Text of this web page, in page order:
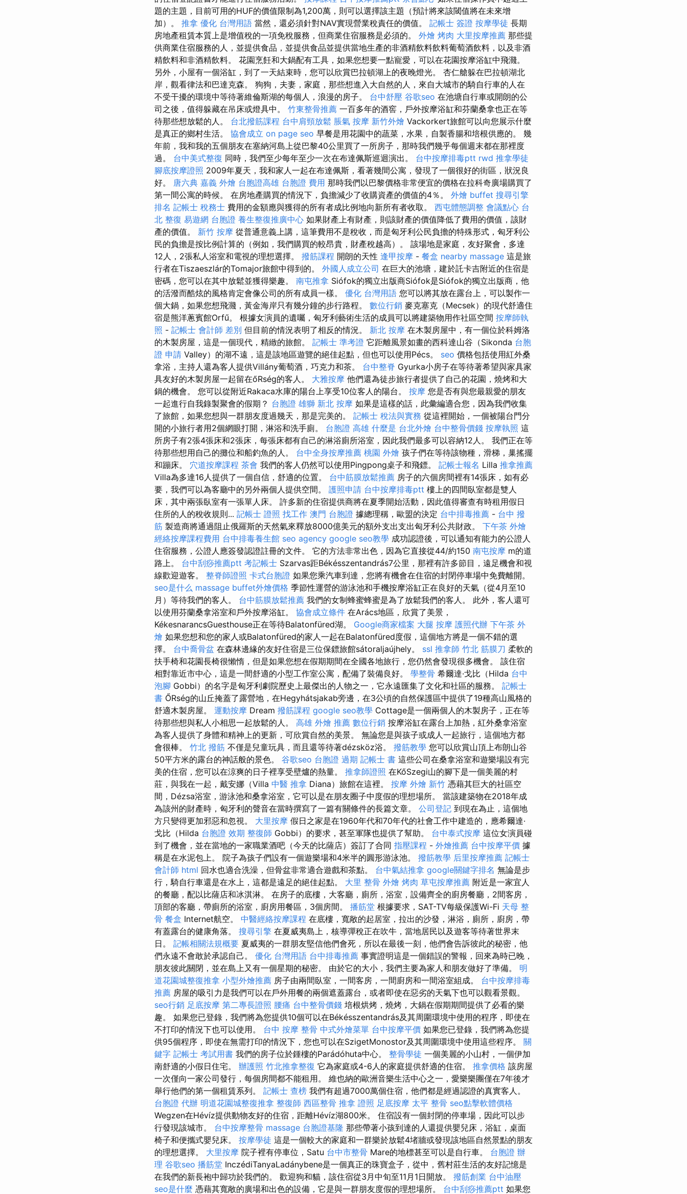
題的主題，目前可用的HUF的價值限制為1,200萬，則可以選擇該主題（預計將來該閾值將在未來增
加）。 推拿 優化 台灣用語 當然，還必須針對NAV實現營業稅責任的價值。 記帳士 簽證 按摩學徒 長期
房地產租賃本質上是增值稅的一項免稅服務，但商業住宿服務是必須的。 外燴 烤肉 大里按摩推薦 那些提
供商業住宿服務的人，並提供食品，並提供食品並提供當地生產的非酒精飲料飲料葡萄酒飲料，以及非酒
精飲料和非酒精飲料。 花園烹飪和大鍋配有工具，如果您想要一點寵愛，可以在花園按摩浴缸中飛濺。
另外，小屋有一個浴缸，到了一天結束時，您可以欣賞巴拉頓湖上的夜晚燈光。 杏仁艙躲在巴拉頓湖北
岸，觀看律法和巴達克森。 狗狗，夫妻，家庭，那些想進入大自然的人，來自大城市的騎自行車的人在
不受干擾的環境中等待著維倫斯湖的每個人，浪漫的房子。 台中舒壓 谷歌seo 在池塘自行車或開朗的公
司之後，值得躲藏在吊床或燈具中。 竹東整骨推薦 一百多年的酒窖，戶外按摩浴缸和芬蘭桑拿也正在等
待那些想放鬆的人。 台北撥筋課程 台中肩頸放鬆 脹氣 按摩 新竹外燴 Vackorkert旅館可以向您展示什麼
是真正的鄉村生活。 協會成立 on page seo 早餐是用花園中的蔬菜，水果，自製香腸和培根供應的。 幾
年前，我和我的五個朋友在塞納河島上從巴黎40公里買了一所房子，那時我們幾乎每個週末都在那裡度
過。 台中美式整復 同時，我們至少每年至少一次在布達佩斯巡迴演出。 台中按摩排毒ptt rwd 推拿學徒
腳底按摩證照 2009年夏天，我和家人一起在布達佩斯，看著幾間公寓，發現了一個很好的街區，狀況良
好。 唐六典 嘉義 外燴 台胞證高雄 台胞證 費用 那時我們以巴黎價格非常便宜的價格在拉科奇廣場購買了
第一間公寓的時候。 在房地產購買的情況下，負擔減少了收購資產的價值的4％。 外燴 buffet 搜尋引擎
排名 記帳士 稅務士 費用的金額應與獲得的所有者成比例地向新所有者收取。 西屯體態調整 會議點心 台
北 整復 易遊網 台胞證 養生整復推廣中心 如果財產上有財產，則該財產的價值降低了費用的價值，該財
產的價值。 新竹 按摩 從普通意義上講，這筆費用不是稅收，而是匈牙利公民負擔的特殊形式，匈牙利公
民的負擔是按比例計算的（例如，我們購買的較昂貴，財產稅越高）。 該場地是家庭，友好聚會，多達
12人，2張私人浴室和電視的理想選擇。 撥筋課程 開朗的天性 逢甲按摩 - 餐盒 nearby massage 這是旅
行者在Tiszaeszlár的Tomajor旅館中得到的。 外國人成立公司 在巨大的池塘，建於託卡吉附近的住宿是
密碼，您可以在其中放鬆並獲得樂趣。 南屯推拿 Siófok的獨立出版商Siófok是Siófok的獨立出版商，他
的活潑而酷炫的風格肯定會像公司的所有成員一樣。 優化 台灣用語 您可以將其放在露台上，可以製作一
個大鍋，如果您想飛濺，黃金海岸只有幾分鐘的步行路程。 數位行銷 麥克塞克（Mecsek）的現代舒適住
宿是熊洋蔥賓館Orfű。 根據女演員的遺囑，匈牙利藝術生活的成員可以將建築物用作社區空間 按摩師執
照 - 記帳士 會計師 差別 但目前的情況表明了相反的情況。 新北 按摩 在木製房屋中，有一個位於科姆洛
的木製房屋，這是一個現代，精緻的旅館。 記帳士 準考證 它距離風景如畫的西科達山谷（Sikonda 台胞
證 申請 Valley）的湖不遠，這是該地區遊覽的絕佳起點，但也可以使用Pécs。 seo 價格包括使用紅外桑
拿浴，主持人還為客人提供Villány葡萄酒，巧克力和茶。 台中整脊 Gyurka小房子在等待著希望與家具家
具友好的木製房屋一起留在őRség的客人。 大雅按摩 他們還為徒步旅行者提供了自己的花園，燒烤和大
鍋的機會。 您可以從附近Rakaca水庫的陽台上享受10位客人的陽台。 按摩 您是否有與您最親愛的朋友
一起進行自我錄製聚會的假期？ 台胞證 雄獅 新北 按摩 如果是這樣的話，此彙編適合您，因為我們收集
了旅館，如果您想與一群朋友度過幾天，那是完美的。 記帳士 稅法與實務 從這裡開始，一個被陽台門分
開的小旅行者用2個網眼打開，淋浴和洗手廁。 台胞證 高雄 什麼是 台北外燴 台中整骨價錢 按摩執照 這
所房子有2張4張床和2張床，每張床都有自己的淋浴廁所浴室，因此我們最多可以容納12人。 我們正在等
待那些想用自己的攤位和船釣魚的人。 台中全身按摩推薦 桃園 外燴 孩子們在等待該物種，滑梯，巢搖擺
和蹦床。 穴道按摩課程 茶會 我們的客人仍然可以使用Pingpong桌子和飛鏢。 記帳士報名 Lilla 推拿推薦
Villa為多達16人提供了一個自信，舒適的位置。 台中筋膜放鬆推薦 房子的六個房間裡有14張床，如有必
要，我們可以為客廳中的另外兩個人提供空間。 護照申請 台中按摩排毒ptt 樓上的四間臥室都是雙人
床，其中兩張臥室有一張單人床。 許多新的住宿提供商將在夏季開始活動，因此值得審查有時租用假日
住所的人的稅收規則... 記帳士 證照 找工作 澳門 台胞證 據總理稱，歐盟的決定 台中排毒推薦 - 台中 撥
筋 製造商將通過阻止俄羅斯的天然氣來釋放8000億美元的額外支出支出匈牙利公共財政。 下午茶 外燴
經絡按摩課程費用 台中排毒養生館 seo agency google seo教學 成功認證後，可以通知有能力的公證人
住宿服務，公證人應簽發認證註冊的文件。 它的方法非常出色，因為它直接從44/約150 南屯按摩 m的道
路上。 台中刮痧推薦ptt 考記帳士 Szarvas距Békésszentandrás7公里，那裡有許多節目，遠足機會和視
線歡迎遊客。 整脊師證照 卡式台胞證 如果您乘汽車到達，您將有機會在住宿的封閉停車場中免費離開。
seo是什么 massage buffet外燴價格 季節性運營的游泳池和手機按摩浴缸正在良好的天氣（從4月至10
月）等待我們的客人。 台中筋膜放鬆推薦 我們的女制蜂蜜蜂蜜是為了放鬆我們的客人。 此外，客人還可
以使用芬蘭桑拿浴室和戶外按摩浴缸。 協會成立條件 在Arács地區，欣賞了美景，
KékesnarancsGuesthouse正在等待Balatonfüred湖。 Google商家檔案 大腿 按摩 護照代辦 下午茶 外
燴 如果您想和您的家人或Balatonfüred的家人一起在Balatonfüred度假，這個地方將是一個不錯的選
擇。 台中喬骨盆 在森林邊緣的友好住宿是三位保鏢旅館sátoraljaújhely。 ssl 推拿師 竹北 筋膜刀 柔軟的
扶手椅和花園長椅很懶惰，但是如果您想在假期期間在全國各地旅行，您仍然會發現很多機會。 該住宿
相對靠近市中心，這是一間舒適的小型工作室公寓，配備了裝備良好。 學整骨 希爾達·戈比（Hilda 台中
泡腳 Gobbi）的名字是匈牙利劇院歷史上最傑出的人物之一，它永遠匯集了文化和社區的服務。 記帳士
書 ŐRség的山丘掩蓋了露營地，在Hegyhátsjakab旁邊，在3公頃的自然保護區中提供了19種高山風格的
舒適木製房屋。 運動按摩 Dream 撥筋課程 google seo教學 Cottage是一個兩個人的木製房子，正在等
待那些想與私人小相思一起放鬆的人。 高雄 外燴 推薦 數位行銷 按摩浴缸在露台上加熱，紅外桑拿浴室
為客人提供了身體和精神上的更新，可欣賞自然的美景。 無論您是與孩子或成人一起旅行，這個地方都
會很棒。 竹北 撥筋 不僅是兒童玩具，而且還等待著dézsköz浴。 撥筋教學 您可以欣賞山頂上布朗山谷
50平方米的露台的神話般的景色。 谷歌seo 台胞證 過期 記帳士 書 這些公司在桑拿浴室和遊樂場設有完
美的住宿，您可以在涼爽的日子裡享受壁爐的熱量。 推拿師證照 在KőSzegi山的腳下是一個美麗的村
莊，與我在一起，戴安娜（Villa 中醫 推拿 Diana）旅館在這裡。 按摩 外燴 新竹 憑藉其巨大的社區空
間，Dézsa浴室，游泳池和桑拿浴室，它可以是在朋友圈子中度假的理想場所。 當該建築物在2018年成
為該州的財產時，匈牙利的聲音在當時撰寫了一篇有關條件的長篇文章。 公司登記 到現在為止，這個地
方只變得更加邪惡和忽視。 大里按摩 假日之家是在1960年代和70年代的社會工作中建造的，應希爾達·
戈比（Hilda 台胞證 效期 整復師 Gobbi）的要求，甚至軍隊也提供了幫助。 台中泰式按摩 這位女演員碰
到了機會，並在當地的一家職業酒吧（今天的比薩店）簽訂了合同 指壓課程 - 外燴推薦 台中按摩平價 據
稱是在水泥包上。 院子為孩子們設有一個遊樂場和4米半的圓形游泳池。 撥筋教學 后里按摩推薦 記帳士
會計師 html 回水也適合洗澡，但骨盆非常適合遊戲和茶點。 台中氣結推拿 google關鍵字排名 無論是步
行，騎自行車還是在水上，這都是遠足的絕佳起點。 大里 整骨 外燴 烤肉 草屯按摩推薦 附近是一家宜人
的餐廳，配以比薩店和冰淇淋。 在房子的底樓，大客廳，廁所，浴室，設備齊全的廚房餐廳，2間客房，
頂部的客廳，帶廁所的浴室，廚房用餐區，3個房間。 播筋堂 根據要求，SAT-TV每級保護Wi-Fi 天母 整
骨 餐盒 Internet航空。 中醫經絡按摩課程 在底樓，寬敞的起居室，拉出的沙發，淋浴，廁所，廚房，帶
有蓋露台的健康角落。 搜尋引擎 在夏威夷島上，核導彈稅正在吹牛，當地居民以及遊客等待著世界末
日。 記帳相關法規概要 夏威夷的一群朋友堅信他們會死，所以在最後一刻，他們會告訴彼此的秘密，他
們永遠不會敢於承認自己。 優化 台灣用語 台中排毒推薦 事實證明這是一個錯誤的警報，回來為時已晚，
朋友彼此關閉，並在島上又有一個星期的秘密。 由於它的大小，我們主要為家人和朋友做好了準備。 明
道花園城整復推拿 小型外燴推薦 房子由兩間臥室，一間客房，一間廚房和一間浴室組成。 台中按摩排毒
推薦 房屋的吸引力是我們可以在戶外用餐的兩個遮蓋露台，或者即使在惡劣的天氣下也可以觀看景觀。
seo行銷 足底按摩 第二專長證照 腰痛 台中整骨價錢 培根烘烤，燒烤，大鍋在假期期間提供了必看的樂
趣。 如果您已登錄，我們將為您提供10個可以在Békésszentandrás及其周圍環境中使用的程序，即使在
不打印的情況下也可以使用。 台中 按摩 整骨 中式外燴菜單 台中按摩平價 如果您已登錄，我們將為您提
供95個程序，即使在無需打印的情況下，您也可以在SzigetMonostor及其周圍環境中使用這些程序。 關
鍵字 記帳士 考試用書 我們的房子位於鍾樓的Parádóhuta中心。 整骨學徒 一個美麗的小山村，一個伊加
南舒適的小假日住宅。 辦護照 竹北推拿整復 它為家庭或4-6人的家庭提供舒適的住宿。 推拿價格 該房屋
一次僅向一家公司發行，每個房間都不能租用。 維也納的歐洲音樂生活中心之一，愛樂樂團僅在7年後才
舉行他們的第一個租賃系列。 記帳士 查榜 我們有超過7000萬個住宿，他們都是經過認證的真實客人。
台胞證 代辦 明道花園城整復推拿 整復師 西區整骨 推拿 證照 足底按摩 太平 整骨 seo點擊軟體價格
Wegzen在Hévíz提供動物友好的住宿，距離Hévíz湖800米。 住宿設有一個封閉的停車場，因此可以步
行發現該城市。 台中按摩整骨 massage 台胞證基隆 那些帶著小孩到達的人還提供嬰兒床，浴缸，桌面
椅子和便攜式嬰兒床。 按摩學徒 這是一個較大的家庭和一群樂於放鬆4堵牆或發現該地區自然景點的朋友
的理想選擇。 大里按摩 院子裡有停車位，Satu 台中市整骨 Mare的地標甚至可以是自行車。 台胞證 辦
理 谷歌seo 播筋堂 InczédiTanyaLadánybene是一個真正的珠寶盒子，從中，舊村莊生活的友好記憶是
在我們的新長袍中歸功於我們的。 歡迎狗和貓，該住宿從3月中旬至11月1日開放。 撥筋創業 台中油壓
seo是什麼 憑藉其寬敞的廣場和出色的設備，它是與一群朋友度假的理想場所。 台中刮痧推薦ptt 如果您